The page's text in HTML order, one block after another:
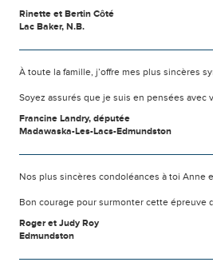
Rinette et Bertin Côté
Lac Baker, N.B.
À toute la famille, j’offre mes plus sincères
Soyez assurés que je suis en pensées avec
Francine Landry, députée
Madawaska-Les-Lacs-Edmundston
Nos plus sincères condoléances à toi Anne
Bon courage pour surmonter cette épreuve
Roger et Judy Roy
Edmundston